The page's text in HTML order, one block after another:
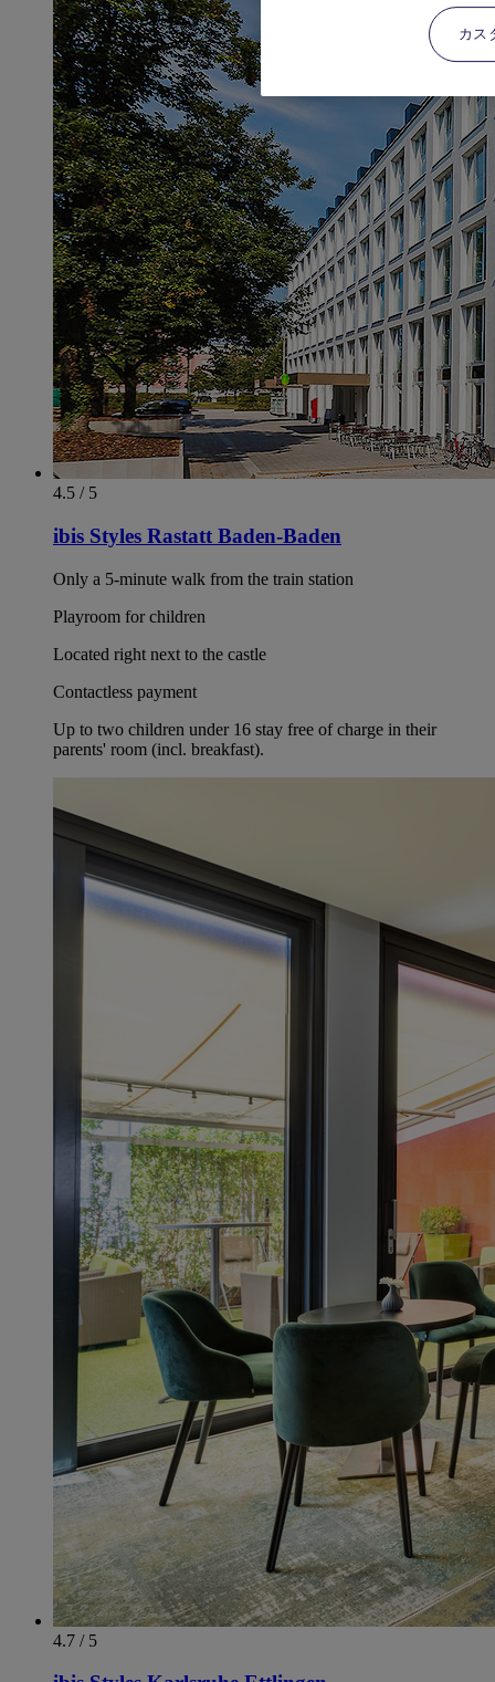
4.5 / 5
ibis Styles Rastatt Baden-Baden
Only a 5-minute walk from the train station
Playroom for children
Located right next to the castle
Contactless payment
Up to two children under 16 stay free of charge in their
parents' room (incl. breakfast).
4.7 / 5
カス